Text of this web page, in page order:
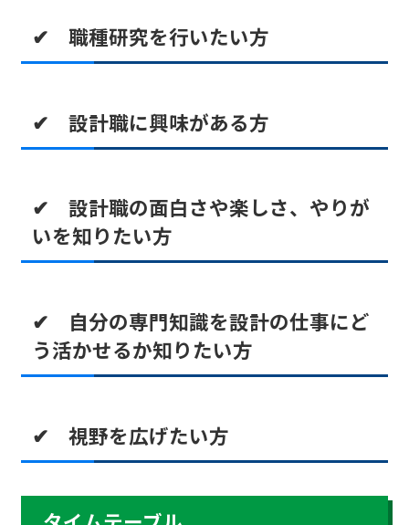
✔ 職種研究を行いたい方
✔ 設計職に興味がある方
✔ 設計職の面白さや楽しさ、やりが
いを知りたい方
✔ 自分の専門知識を設計の仕事にど
う活かせるか知りたい方
✔ 視野を広げたい方